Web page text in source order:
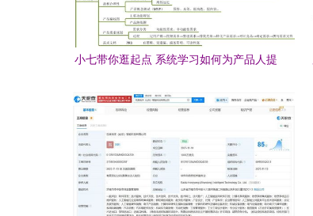
小七带你逛起点 系统学习如何为产品人提